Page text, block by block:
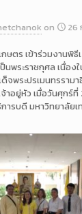
on 26
กษตร เข้าร่วมงาน
นพระราชกุศล เนื่อง
จพระปรเมนทรราม
าอยู่หัว เมื่อวันศุกร์
ารบดี มหาวิทยาลัย